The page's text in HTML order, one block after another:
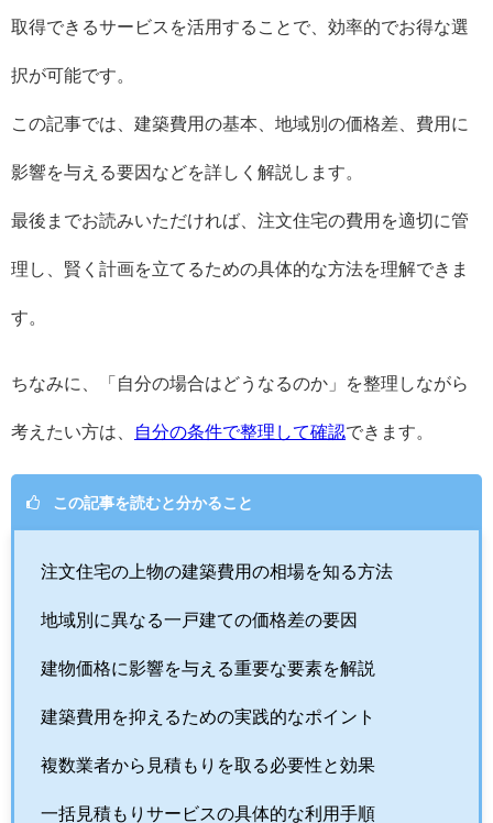
取得できるサービスを活用することで、効率的でお得な選
択が可能です。
この記事では、建築費用の基本、地域別の価格差、費用に
影響を与える要因などを詳しく解説します。
最後までお読みいただければ、注文住宅の費用を適切に管
理し、賢く計画を立てるための具体的な方法を理解できま
す。
ちなみに、「自分の場合はどうなるのか」を整理しながら
考えたい方は、 自分の条件で整理して確認できます。
この記事を読むと分かること
注文住宅の上物の建築費用の相場を知る方法
地域別に異なる一戸建ての価格差の要因
建物価格に影響を与える重要な要素を解説
建築費用を抑えるための実践的なポイント
複数業者から見積もりを取る必要性と効果
一括見積もりサービスの具体的な利用手順